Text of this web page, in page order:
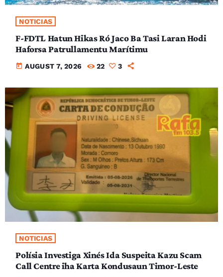
NOTICIAS
F-FDTL Hatun Hikas Ró Jaco Ba Tasi Laran Hodi
Haforsa Patrullamentu Marítimu
today AUGUST 7, 2026 22 3
NOTICIAS
Polísia Investiga Xinés Ida Suspeita Kazu Scam
Call Centre iha Karta Kondusaun Timor-Leste